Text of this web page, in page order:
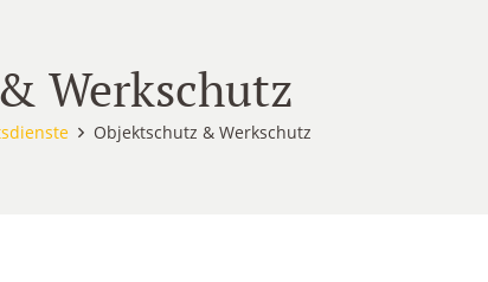
Werkschutz
Objektschutz & Werkschutz